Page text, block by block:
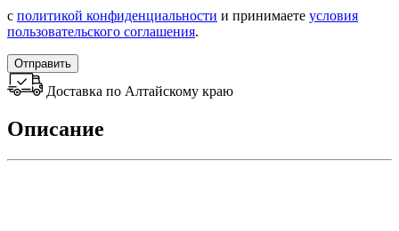
с политикой конфиденциальности и принимаете условия
пользовательского соглашения.
Отправить
Доставка по Алтайскому краю
Описание